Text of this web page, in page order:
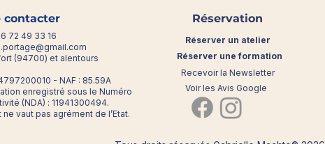
contacter
72 49 33 16
(94700) et alentours
- NAF : 85.59A
enregistré sous le Numéro
(NDA) : 11941300494.
vaut pas agrément de l’Etat.
Réservation
Réserver un atelier
Réserver une formation
Recevoir la Newsletter
Voir les Avis Google